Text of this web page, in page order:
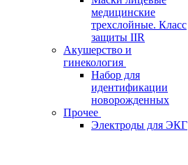
медицинские
трехслойные. Класс
защиты IIR
Акушерство и
гинекология
Набор для
идентификации
новорожденных
Прочее
Электроды для ЭКГ